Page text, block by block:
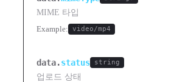
MIME 타입
Example:
video/mp4
data.status string
업로드 상태